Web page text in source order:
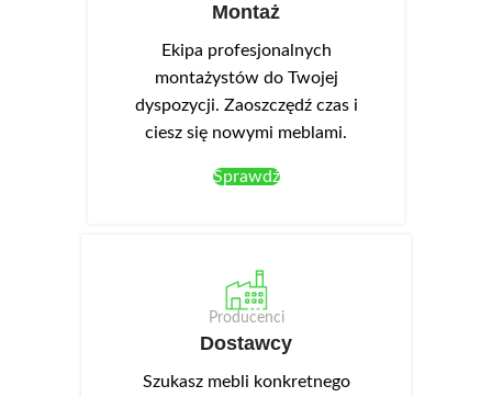
Montaż
Ekipa profesjonalnych
montażystów do Twojej
dyspozycji. Zaoszczędź czas i
ciesz się nowymi meblami.
Sprawdź
Producenci
Dostawcy
Szukasz mebli konkretnego